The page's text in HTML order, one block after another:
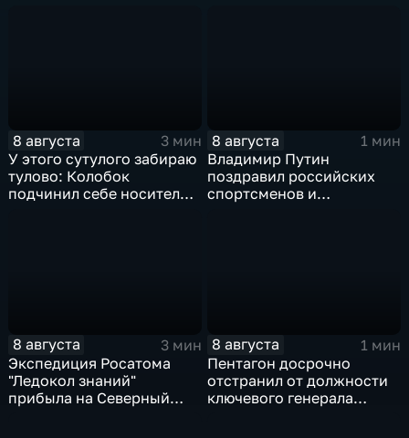
8 августа
3 мин
У этого сутулого забираю
тулово: Колобок
подчинил себе носителя в
8 августа
1 мин
Владимир Путин
поздравил российских
спортсменов и
8 августа
3 мин
Экспедиция Росатома
"Ледокол знаний"
прибыла на Северный
8 августа
1 мин
Пентагон досрочно
отстранил от должности
ключевого генерала